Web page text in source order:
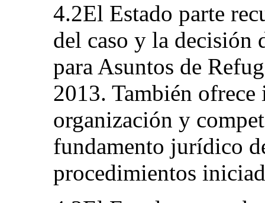
4.2El Estado parte
del caso y la decisión
para Asuntos de
2013. También
organización y
fundamento jurídico
procedimientos